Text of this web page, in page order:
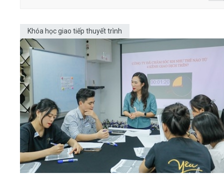
Khóa học giao tiếp thuyết trình